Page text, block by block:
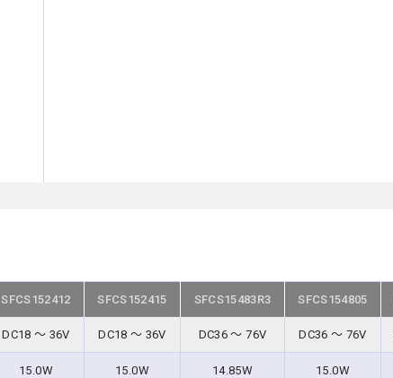
SFCS152412 SFCS152415 SFCS15483R3 SFCS154805
DC18 ～ 36V DC18 ～ 36V DC36 ～ 76V DC36 ～ 76V
15.0W 15.0W 14.85W 15.0W